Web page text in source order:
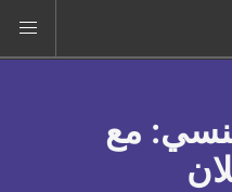
: مع